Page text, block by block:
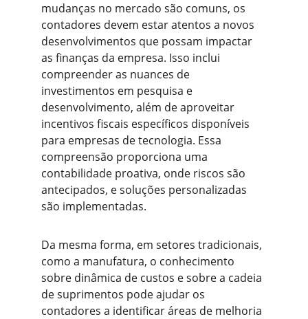
mudanças no mercado são comuns, os
contadores devem estar atentos a novos
desenvolvimentos que possam impactar
as finanças da empresa. Isso inclui
compreender as nuances de
investimentos em pesquisa e
desenvolvimento, além de aproveitar
incentivos fiscais específicos disponíveis
para empresas de tecnologia. Essa
compreensão proporciona uma
contabilidade proativa, onde riscos são
antecipados, e soluções personalizadas
são implementadas.
Da mesma forma, em setores tradicionais,
como a manufatura, o conhecimento
sobre dinâmica de custos e sobre a cadeia
de suprimentos pode ajudar os
contadores a identificar áreas de melhoria